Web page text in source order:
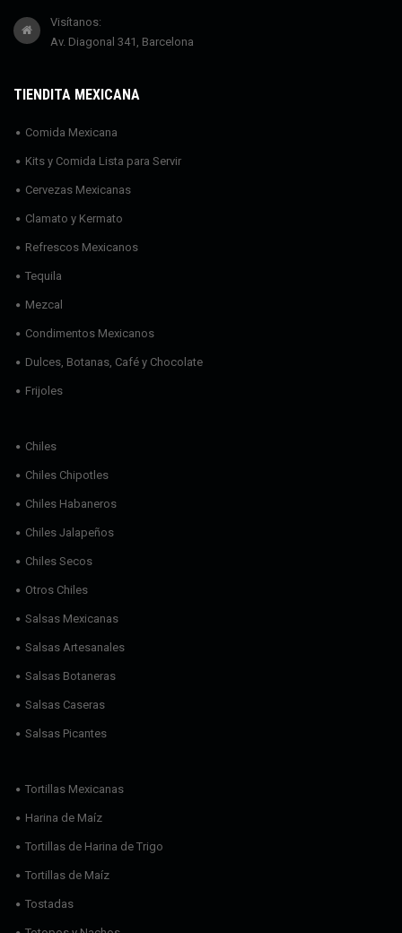
Visítanos:
Av. Diagonal 341, Barcelona
TIENDITA MEXICANA
Comida Mexicana
Kits y Comida Lista para Servir
Cervezas Mexicanas
Clamato y Kermato
Refrescos Mexicanos
Tequila
Mezcal
Condimentos Mexicanos
Dulces, Botanas, Café y Chocolate
Frijoles
Chiles
Chiles Chipotles
Chiles Habaneros
Chiles Jalapeños
Chiles Secos
Otros Chiles
Salsas Mexicanas
Salsas Artesanales
Salsas Botaneras
Salsas Caseras
Salsas Picantes
Tortillas Mexicanas
Harina de Maíz
Tortillas de Harina de Trigo
Tortillas de Maíz
Tostadas